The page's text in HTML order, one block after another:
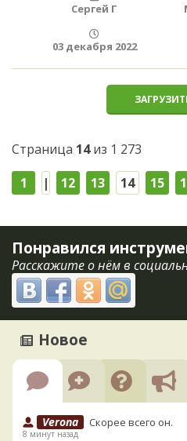
Сергей Г
03 декабря 2022
Страница 14из 1 273
1
| 12 13 14 15
Понравился
Расскажите о нём в
Новое
Verona Скорее всего он.
8 минут назад